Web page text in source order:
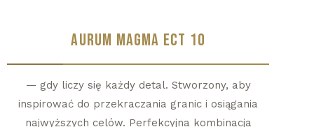
AURUM MAGMA ECT 10
— gdy liczy się każdy detal. Stworzony, aby
inspirować do przekraczania granic i osiągania
najwyższych celów. Perfekcyjna kombinacja